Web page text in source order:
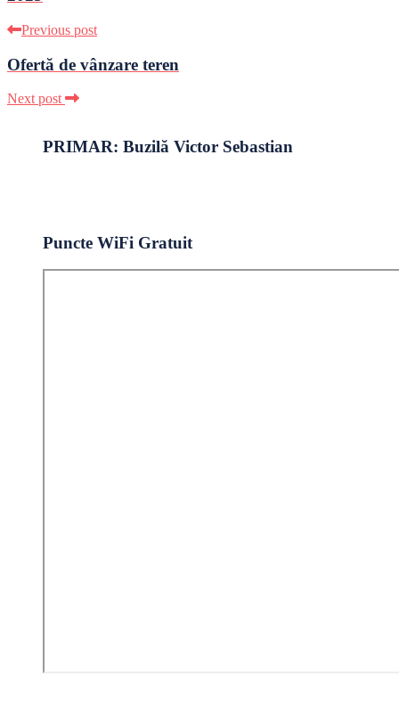
Previous post
Ofertă de vânzare teren
Next post
PRIMAR: Buzilă Victor Sebastian
Puncte WiFi Gratuit